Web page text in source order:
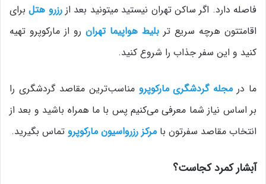
فاصله دارد. اگر ساکن تهران نیستید میتونید بعد ازرزرو هتلبرای
اقامتتون هرچه سریع تر بلیط هواپیما تهران رو از مارکوپرو تهیه
کنید و این سفر جذاب را شروع کنید.
ما در مجله گردشگری مارکوپرو مناسب‌ترین مقاصد گردشگری را
بر اساس نیاز شما معرفی می‌کنیم پس با ما همراه باشید و بعد از
انتخاب مقاصد سفرتون با مرکز رزرواسیون مارکوپرو تماس بگیرید.
آبشار کمرد کجاست؟